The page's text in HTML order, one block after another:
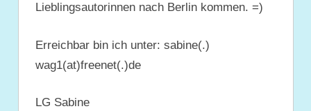
Lieblingsautorinnen nach Berlin kommen. =)
Erreichbar bin ich unter: sabine(.)
wag1(at)freenet(.)de
LG Sabine